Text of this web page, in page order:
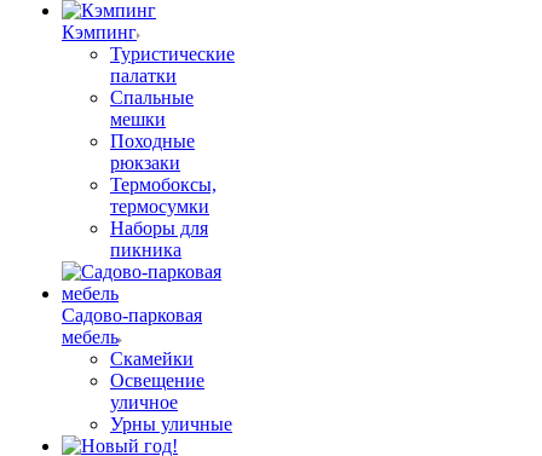
Кэмпинг
Туристические
палатки
Спальные
мешки
Походные
рюкзаки
Термобоксы,
термосумки
Наборы для
пикника
Садово-парковая
мебель
Скамейки
Освещение
уличное
Урны уличные